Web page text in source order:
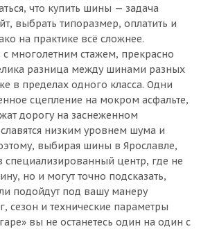
что купить шины — задача
выбрать типоразмер, оплатить и
на практике всё сложнее.
многолетним стажем, прекрасно
разница между шинами разных
в пределах одного класса. Одни
сцепление на мокром асфальте,
дорогу на заснеженном
низким уровнем шума и
выбирая шины в Ярославле,
специализированный центр, где не
но и могут точно подсказать,
подойдут под вашу манеру
сезон и технические параметры
вы не останетесь один на один с